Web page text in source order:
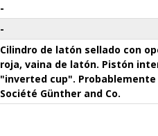
-
-
Cilindro de latón sellado con
roja, vaina de latón. Pistón
"inverted cup".
Société Günther and Co.